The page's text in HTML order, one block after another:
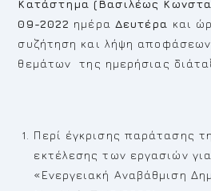
Κατάστημα (Βασιλέως
09-2022 ημέρα Δευτέρα και
συζήτηση και λήψη
θεμάτων της ημερήσιας
Περί έγκρισης παράτασης
εκτέλεσης των εργασιών
«Ενεργειακή Αναβάθμιση